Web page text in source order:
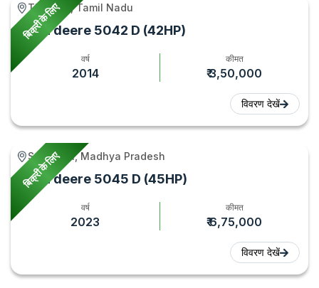
बिक्री के लिए
Tiruttani, Tamil Nadu
John deere 5042 D (42HP)
वर्ष
2014
कीमत
₹ 3,50,000
विवरण देखें
बिक्री के लिए
Sonkatch, Madhya Pradesh
John deere 5045 D (45HP)
वर्ष
2023
कीमत
₹ 6,75,000
विवरण देखें